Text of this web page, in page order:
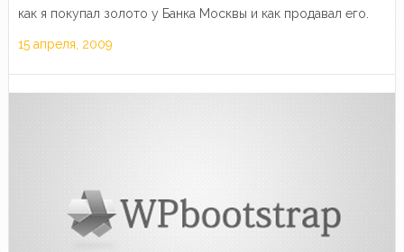
как я покупал золото у Банка Москвы и как продавал его.
15 апреля, 2009